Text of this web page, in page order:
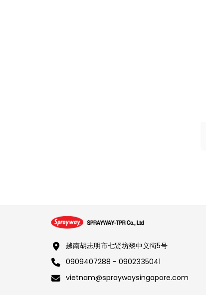
越南胡志明市七贤坊黎中义街5号
0909407288 - 0902335041
vietnam@spraywaysingapore.com